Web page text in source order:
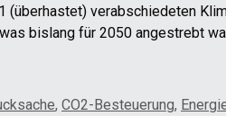
verabschiedeten
bislang für 2050 angestrebt
, CO2-Besteuerung,